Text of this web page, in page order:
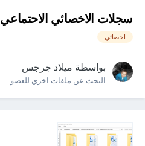
سجلات الاخصائي الاحتماعي 2018 1.0.0
اخصائي
بواسطة ميلاد جرجس
البحث عن ملفات اخري للعضو